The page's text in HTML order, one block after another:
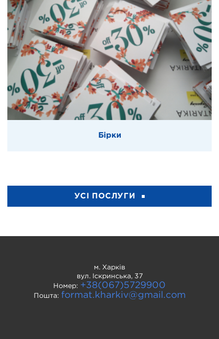
Бірки
УСІ ПОСЛУГИ
м. Харків
вул. Іскринська, 37
Номер: +38(067)5729900
Пошта: format.kharkiv@gmail.com